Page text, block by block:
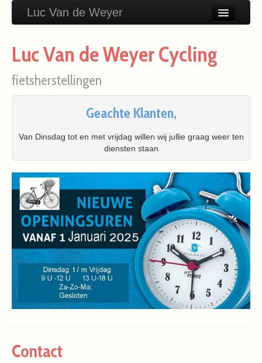
Luc Van de Weyer
Luc Van de Weyer Cycling
fietsherstellingen
Geachte Klanten,
Van Dinsdag tot en met vrijdag willen wij jullie graag weer ten
diensten staan
Contact